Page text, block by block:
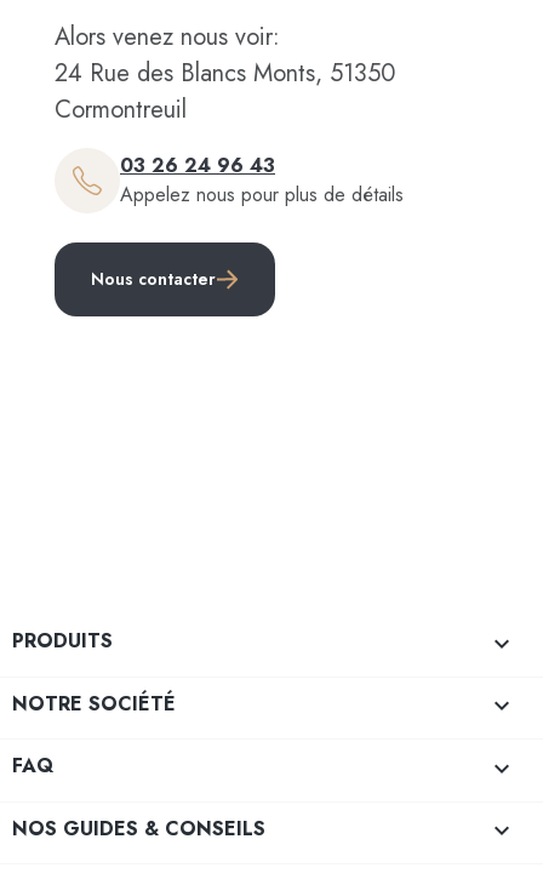
Alors venez nous voir:
24 Rue des Blancs Monts, 51350
Cormontreuil
03 26 24 96 43
Appelez nous pour plus de détails
Nous contacter
PRODUITS 
NOTRE SOCIÉTÉ 
FAQ 
NOS GUIDES & CONSEILS 